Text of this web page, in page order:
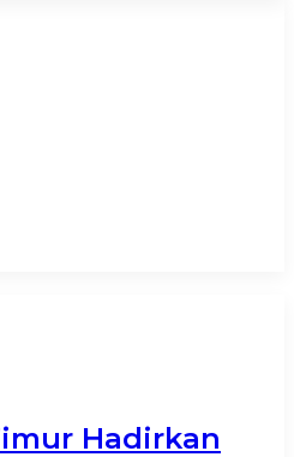
Hadirkan